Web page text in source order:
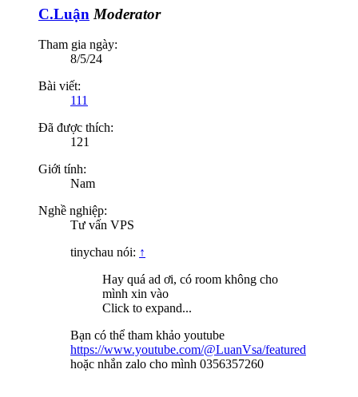
C.Luận Moderator
Tham gia ngày:
8/5/24
Bài viết:
111
Đã được thích:
121
Giới tính:
Nam
Nghề nghiệp:
Tư vấn VPS
tinychau nói: ↑
Hay quá ad ơi, có room không cho
mình xin vào
Click to expand...
Bạn có thể tham khảo youtube
https://www.youtube.com/@LuanVsa/featured
hoặc nhắn zalo cho mình 0356357260